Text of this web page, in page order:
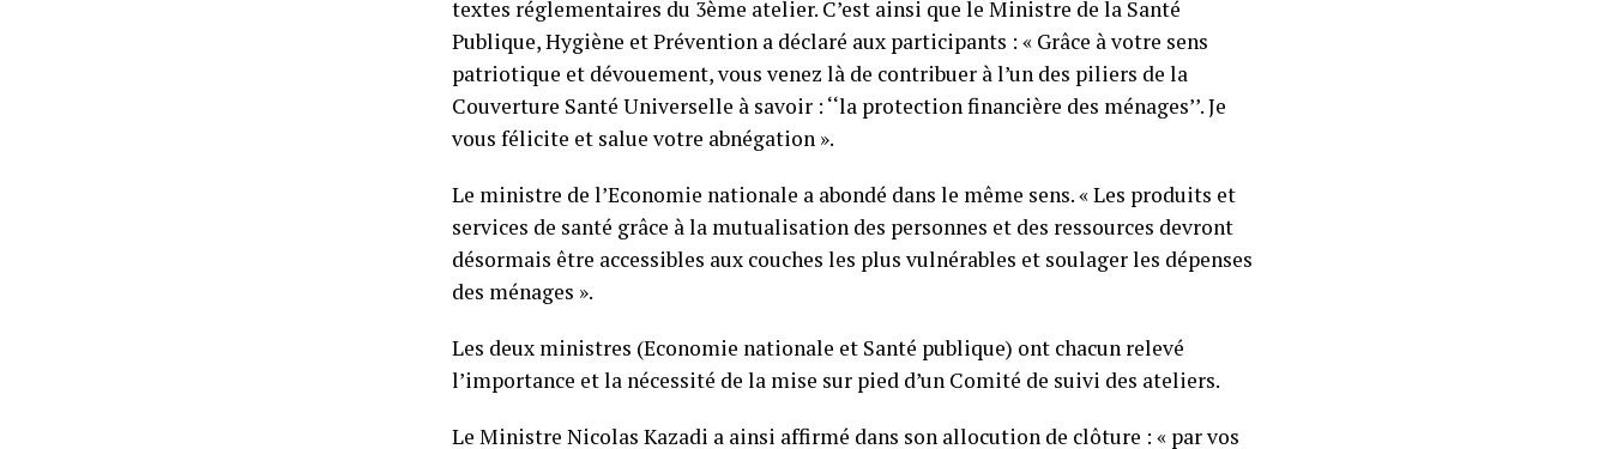
textes réglementaires du 3ème atelier. C’est ainsi que le Ministre de la Santé
Publique, Hygiène et Prévention a déclaré aux participants : « Grâce à votre sens
patriotique et dévouement, vous venez là de contribuer à l’un des piliers de la
Couverture Santé Universelle à savoir : ‘‘la protection financière des ménages’’. Je
vous félicite et salue votre abnégation ».
Le ministre de l’Economie nationale a abondé dans le même sens. « Les produits et
services de santé grâce à la mutualisation des personnes et des ressources devront
désormais être accessibles aux couches les plus vulnérables et soulager les dépenses
des ménages ».
Les deux ministres (Economie nationale et Santé publique) ont chacun relevé
l’importance et la nécessité de la mise sur pied d’un Comité de suivi des ateliers.
Le Ministre Nicolas Kazadi a ainsi affirmé dans son allocution de clôture : « par vos